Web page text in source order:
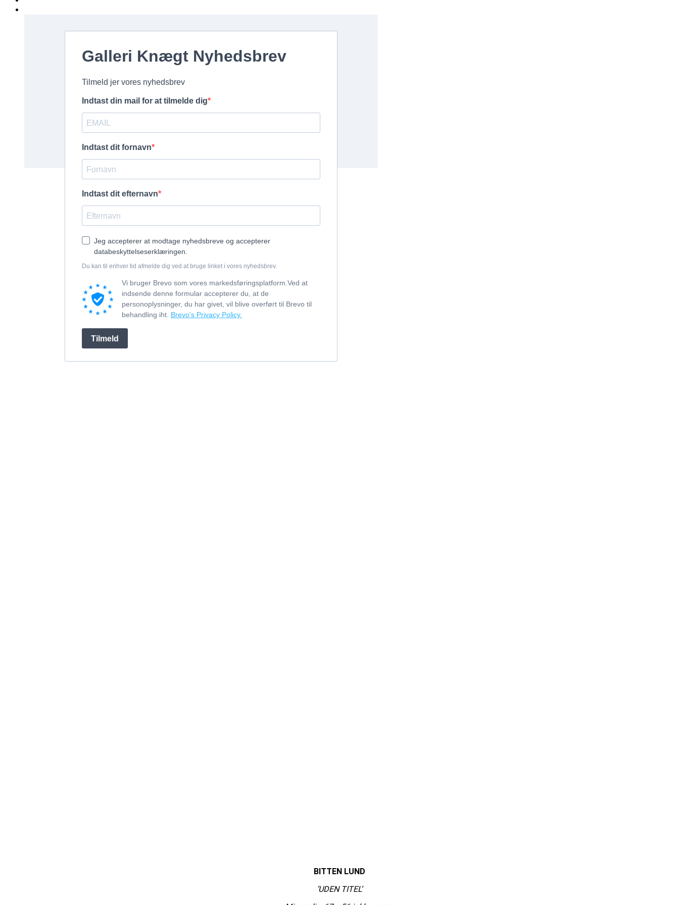
Galleri Knægt Nyhedsbrev
Tilmeld jer vores nyhedsbrev
Indtast din mail for at tilmelde dig
Indtast dit fornavn
Indtast dit efternavn
Jeg accepterer at modtage nyhedsbreve og accepterer
databeskyttelseserklæringen.
Du kan til enhver tid afmelde dig ved at bruge linket i vores nyhedsbrev.
Vi bruger Brevo som vores markedsføringsplatform.Ved at
indsende denne formular accepterer du, at de
personoplysninger, du har givet, vil blive overført til Brevo til
behandling iht. Brevo's Privacy Policy.
Tilmeld
BITTEN LUND
’UDEN TITEL’